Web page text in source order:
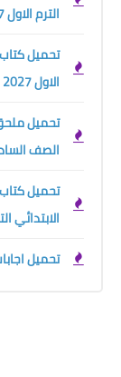
الترم الاول 2027
تحميل
الاول 2027
تحميل
الصف السادس
تحميل
الابتدائي
تحميل